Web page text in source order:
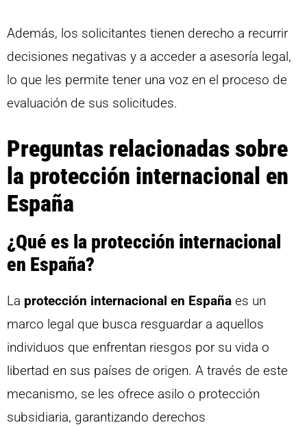
Además, los solicitantes tienen derecho a recurrir
decisiones negativas y a acceder a asesoría legal,
lo que les permite tener una voz en el proceso de
evaluación de sus solicitudes.
Preguntas relacionadas sobre
la protección internacional en
España
¿Qué es la protección internacional
en España?
La protección internacional en España es un
marco legal que busca resguardar a aquellos
individuos que enfrentan riesgos por su vida o
libertad en sus países de origen. A través de este
mecanismo, se les ofrece asilo o protección
subsidiaria, garantizando derechos